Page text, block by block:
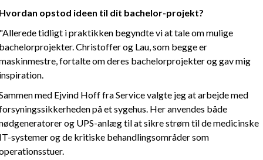
opstod ideen til dit bachelor-projekt?
tidligt i praktikken begyndte vi at tale om mulige
Christoffer og Lau, som begge er
fortalte om deres bachelorprojekter og gav mig
med Ejvind Hoff fra Service valgte jeg at arbejde med
på et sygehus. Her anvendes både
og UPS-anlæg til at sikre strøm til de medicinske
systemer og de kritiske behandlingsområder som